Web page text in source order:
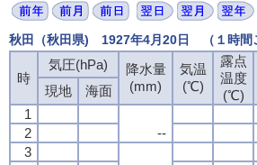
秋田（秋田県) 1927年4月20日 （１時間
時
気圧(hPa)
降水量
(mm)
気温
(℃)
露点
温度
(℃)
現地
海面
1
--
2
3